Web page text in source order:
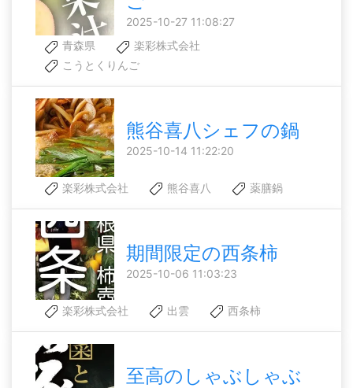
2025-10-27 11:08:27
青森県
楽彩株式会社
こうとくりんご
熊谷喜八シェフの鍋
2025-10-14 11:22:20
楽彩株式会社 熊谷喜八 薬膳鍋
期間限定の西条柿
2025-10-06 11:03:23
楽彩株式会社 出雲 西条柿
至高のしゃぶしゃぶ